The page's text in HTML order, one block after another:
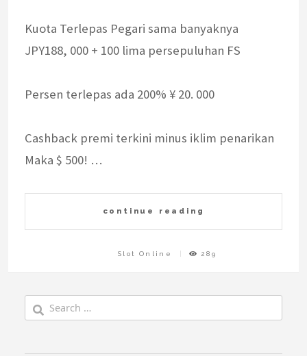
Kuota Terlepas Pegari sama banyaknya
JPY188, 000 + 100 lima persepuluhan FS
Persen terlepas ada 200% ¥ 20. 000
Cashback premi terkini minus iklim penarikan
Maka $ 500! …
continue reading
Slot Online 289
for: